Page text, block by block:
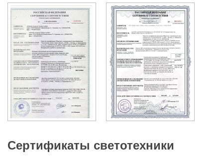
Сертификаты светотехники